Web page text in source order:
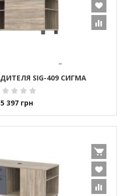
SIG-409 СИГМА
397 грн